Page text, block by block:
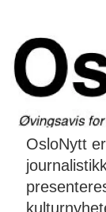
OsloNytt